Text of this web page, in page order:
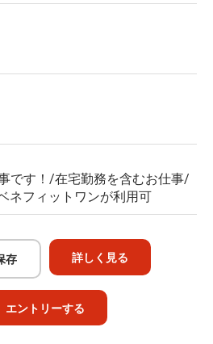
です！/在宅勤務を含むお仕事/
ネフィットワンが利用可
存 詳しく見る
エントリーする